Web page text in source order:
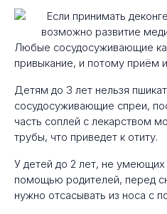
Любые сосудосуживающие
привыкание, и потому приём
Детям до 3 лет нельзя
сосудосуживающие спреи,
часть соплей с лекарством
трубы, что приведет к отиту.
У детей до 2 лет, не
помощью родителей, перед
нужно отсасывать из носа с